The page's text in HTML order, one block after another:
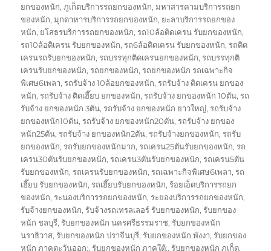
ยกของหนัก,ภูเก็ตบริการรถยกของหนัก,มหาสารคามบริการรถยก
ของหนัก,มุกดาหารบริการรถยกของหนัก, ยะลาบริการรถยกของ
หนัก, ยโสธรบริการรถยกของหนัก,รถ10ล้อติดเครน รับยกของหนัก,
รถ10ล้อติเครน รับยกของหนัก,รถ6ล้อติดเครน รับยกของหนัก,รถติด
เครนรถรับยกของหนัก,รถบรรทุกติดเครนยกของหนัก,รถบรรทุกติ
เครนรับยกของหนัก,รถยกของหนัก,รถยกของหนัก รถเฉพาะกิจ
พิเศษ6เพลา,รถรับจ้าง 10ล้อยกของหนัก,รถรับจ้าง ติดเครน ยกของ
หนัก,รถรับจ้าง ติดเฮี๊ยบ ยกของหนัก,รถรับจ้าง ยกของหนัก 10ตัน,รถ
รับจ้าง ยกของหนัก 3ตัน,รถรับจ้าง ยกของหนัก ยาวใหญ่,รถรับจ้าง
ยกของหนัก10ตัน,รถรับจ้าง ยกของหนัก20ตัน,รถรับจ้าง ยกของ
หนัก25ตัน,รถรับจ้าง ยกของหนัก2ตัน,รถรับจ้างยกของหนัก,รถรับ
ยกของหนัก,รถรับยกของหนักมาก,รถเครน25ตันรับยกของหนัก,รถ
เครน30ตันรับยกของหนัก,รถเครน3ตันรับยกของหนัก,รถเครน5ตัน
รับยกของหนัก,รถเครนรับยกของหนัก,รถเฉพาะกิจพิเศษ6เพลา,รถ
เฮี๊ยบ รับยกของหนัก,รถเฮี๊ยบรับยกของหนัก,ร้อยเอ็ดบริการรถยก
ของหนัก,ระนองบริการรถยกของหนัก,ระยองบริการรถยกของหนัก,
รับจ้างยกของหนัก,รับจ้างรถเทรลเลอร์ รับยกของหนัก,รับยกของ
หนัก ชลบุรี,รับยกของหนัก นครศรีธรรมราช,รับยกของหนัก
นราธิวาส,รับยกของหนัก ปราจีนบุรี,รับยกของหนัก พังงา,รับยกของ
หนัก ภาคตะวันออก:,รับยกของหนัก ภาคใต้:,รับยกของหนัก ภูเก็ต,